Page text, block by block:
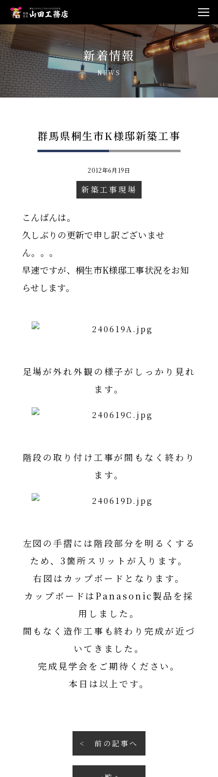
新着情報
NEWS
群馬県桐生市K様邸新築工事
2012年6月19日
新築工事現場
こんばんは。
久しぶりの更新で申し訳ございませ
ん。。。
早速ですが、桐生市K様邸工事状況をお知
らせします。
足場が外れ外観の様子がしっかり見れ
ます。
階段の取り付け工事が間もなく終わり
ます。
左図の手摺には階段部分を明るくする
ため、3箇所スリットが入ります。
右図はカップボードとなります。
カップボードはPanasonic製品を採
用しました。
間もなく造作工事も終わり完成が近づ
いてきました。
完成見学会をご期待ください。
本日は以上です。
前の記事へ